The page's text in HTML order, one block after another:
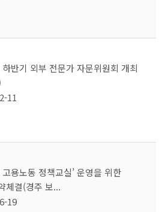
반기 외부 전문가 자문위원회 개최
11
고용노동 정책교실’ 운영을 위한
체결(경주 보...
19